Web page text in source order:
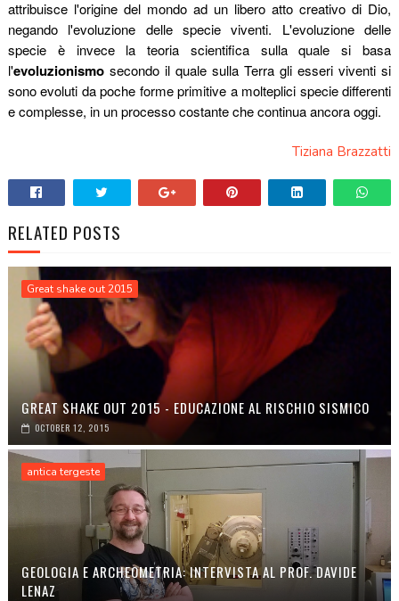
attribuisce l'origine del mondo ad un libero atto creativo di Dio,
negando l'evoluzione delle specie viventi. L'evoluzione delle
specie è invece la teoria scientifica sulla quale si basa
l'evoluzionismo secondo il quale sulla Terra gli esseri viventi si
sono evoluti da poche forme primitive a molteplici specie differenti
e complesse, in un processo costante che continua ancora oggi.
Tiziana Brazzatti
RELATED POSTS
Great shake out 2015
GREAT SHAKE OUT 2015 - EDUCAZIONE AL RISCHIO SISMICO
OCTOBER 12, 2015
antica tergeste
GEOLOGIA E ARCHEOMETRIA: INTERVISTA AL PROF. DAVIDE
LENAZ